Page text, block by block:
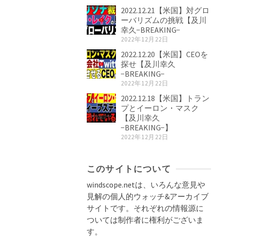
2022.12.21【米国】対グロ
ーバリズムの挑戦【及川
幸久−BREAKING−
2022年12月22日
2022.12.20【米国】CEOを
探せ【及川幸久
−BREAKING−
2022年12月22日
2022.12.18【米国】トラン
プとイーロン・マスク
【及川幸久
−BREAKING−】
2022年12月22日
このサイトについて
windscope.netは、いろんな意見や
見解の個人的ウォッチ&アーカイブ
サイトです。それぞれの情報源に
ついては制作者に権利がございま
す。